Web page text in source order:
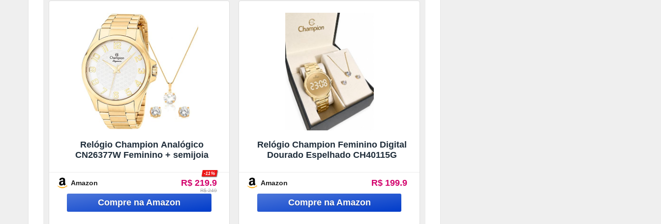
Relógio Champion Analógico
CN26377W Feminino + semijoia
Amazon R$ 219.9
-11%
R$ 249
Relógio Champion Feminino Digital
Dourado Espelhado CH40115G
Amazon R$ 199.9